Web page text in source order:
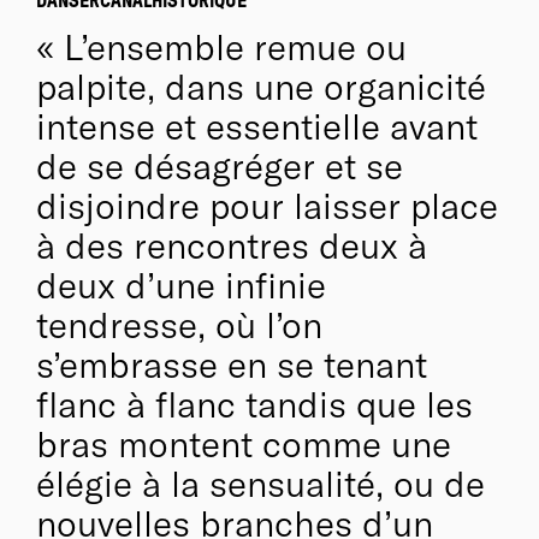
intégrante de Nomadics. Chaque nouvelle promenade
avant une représentation est un rappel vivant de
l'importance et du défi que représente le fait de vivre
en harmonie avec notre environnement. »
Lisbeth Gruwez & Maarten Van Cauwenberghe
Biographie
Voetvolk ('infanterie' en néerlandais) est un groupe
de danse contemporaine et de performance, fondé en
2007 par la danseuse/chorégraphe Lisbeth Gruwez
et le compositeur/musicien Maarten Van
Cauwenberghe, qui se sont connus dans le
laboratoire de Jan Fabre. Le duo a déjà réalisé dix
spectacles, dontIt’s going to get worse and worse
and worse, my friend(2012), AH/HA (2014), We’re
pretty fuckin’ far from okay(2016),Lisbeth Gruwez
L’ensemble remue ou
palpite, dans une organicité
intense et essentielle avant
de se désagréger et se
disjoindre pour laisser place
à des rencontres deux à
deux d’une infinie
tendresse, où l’on
s’embrasse en se tenant
flanc à flanc tandis que les
bras montent comme une
élégie à la sensualité, ou de
nouvelles branches d’un